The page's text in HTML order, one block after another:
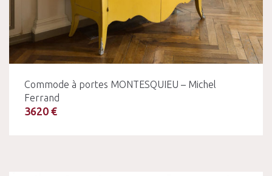
Commode à portes MONTESQUIEU – Michel
Ferrand
3620 €